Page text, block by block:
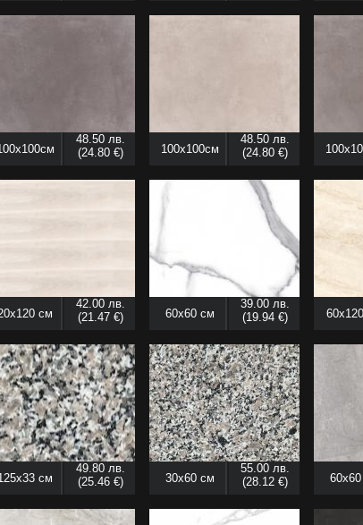
48.50 лв.
(24.80 €)
100x100см
48.50 лв.
(24.80 €)
см
42.00 лв.
(21.47 €)
60x60 см
39.00 лв.
(19.94 €)
см
49.80 лв.
(25.46 €)
30x60 см
55.00 лв.
(28.12 €)